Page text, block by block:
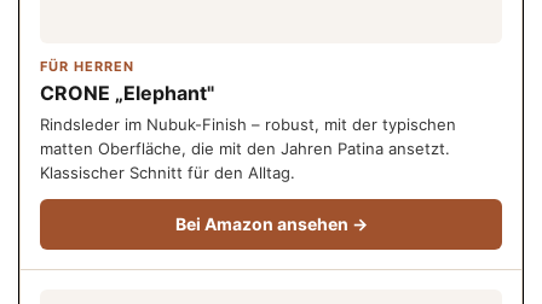
FÜR HERREN
CRONE „Elephant"
Rindsleder im Nubuk-Finish – robust, mit der typischen
matten Oberfläche, die mit den Jahren Patina ansetzt.
Klassischer Schnitt für den Alltag.
Bei Amazon ansehen →